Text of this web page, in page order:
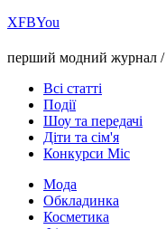
ХFBYou
перший модний журнал /
Всі статті
Події
Шоу та передачі
Діти та сім'я
Конкурси Міс
Мода
Обкладинка
Косметика